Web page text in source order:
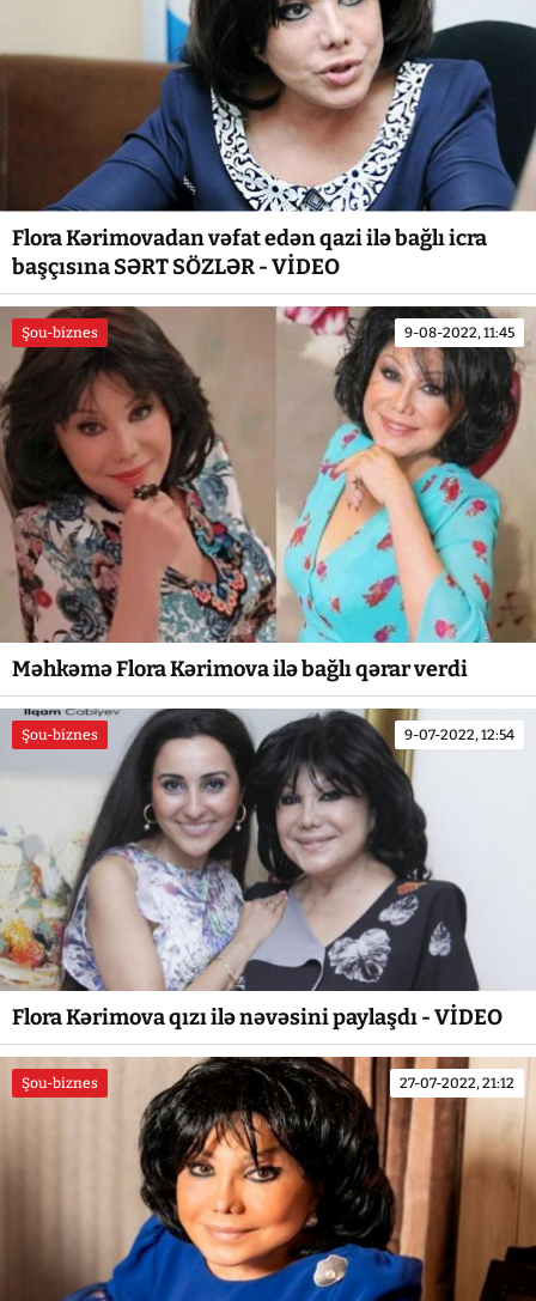
Flora Kərimovadan vəfat edən qazi ilə bağlı icra
başçısına SƏRT SÖZLƏR - VİDEO
Şou-biznes 9-08-2022, 11:45
Məhkəmə Flora Kərimova ilə bağlı qərar verdi
Şou-biznes 9-07-2022, 12:54
Flora Kərimova qızı ilə nəvəsini paylaşdı - VİDEO
Şou-biznes 27-07-2022, 21:12